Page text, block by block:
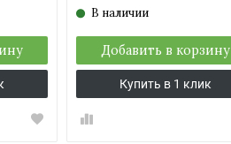
В наличии
Добавить в корзину
Купить в 1 клик